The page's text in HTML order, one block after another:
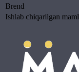
Brend
Ishlab chiqarilgan